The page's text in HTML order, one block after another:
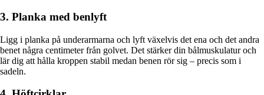
3. Planka med benlyft
Ligg i planka på underarmarna och lyft växelvis det ena och det andra
benet några centimeter från golvet. Det stärker din bålmuskulatur och
lär dig att hålla kroppen stabil medan benen rör sig – precis som i
sadeln.